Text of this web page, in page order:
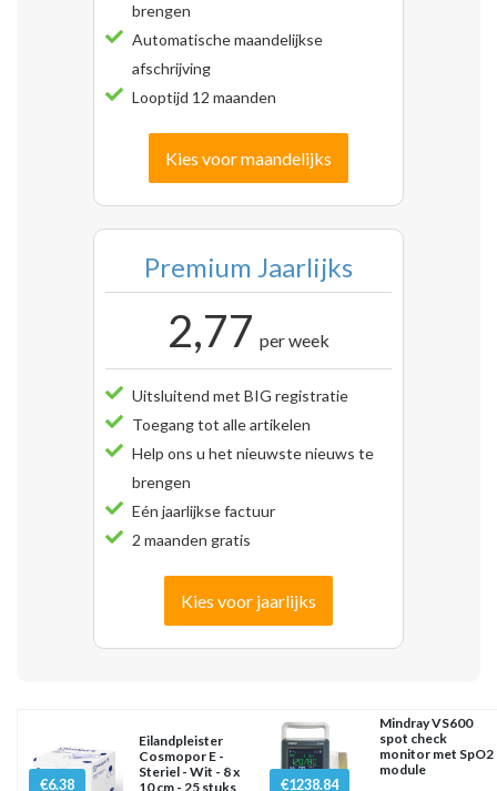
brengen
Automatische maandelijkse
afschrijving
Looptijd 12 maanden
Kies voor maandelijks
Premium Jaarlijks
2,77 per week
Uitsluitend met BIG registratie
Toegang tot alle artikelen
Help ons u het nieuwste nieuws te
brengen
Eén jaarlijkse factuur
2 maanden gratis
Kies voor jaarlijks
€6.38
Eilandpleister
Cosmopor E -
Steriel - Wit - 8 x
10 cm - 25 stuks
€1238.84
Mindray VS600
spot check
monitor met SpO2
module